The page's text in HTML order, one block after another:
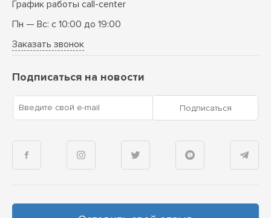
График работы call-center
Пн — Вс: с 10:00 до 19:00
Заказать звонок
Подписаться на новости
Введите свой e-mail Подписаться